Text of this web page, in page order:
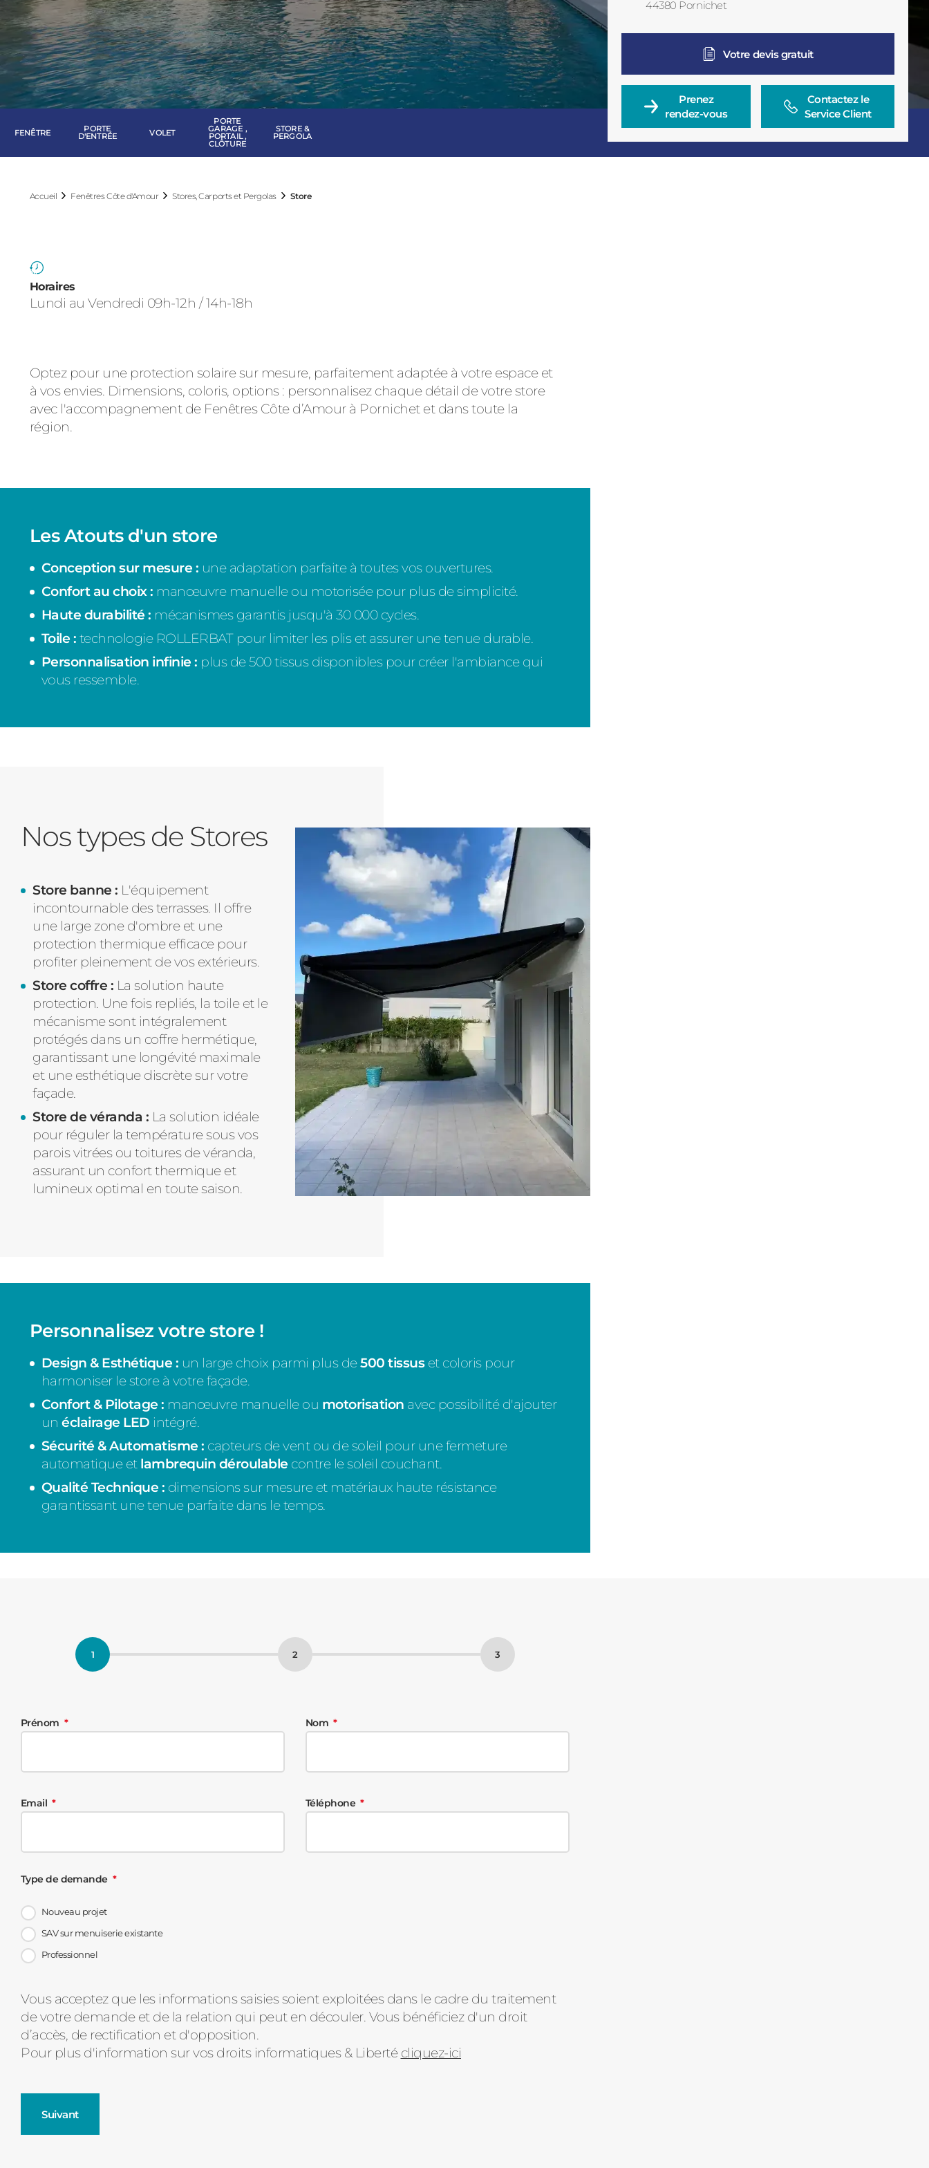
Consulter
Consulter
FENÊTRE PORTE
D'ENTRÉE VOLET
PORTE
GARAGE ,
PORTAIL ,
CLÔTURE
STORE &
PERGOLA
44380 Pornichet
Votre devis gratuit
Prenez
rendez-vous
Contactez le
Service Client
Accueil Fenêtres Côte d'Amour Stores, Carports et Pergolas Store
Horaires
Lundi au Vendredi 09h-12h / 14h-18h
Optez pour une protection solaire sur mesure, parfaitement adaptée à votre espace et
à vos envies. Dimensions, coloris, options : personnalisez chaque détail de votre store
avec l'accompagnement de Fenêtres Côte d’Amour à Pornichet et dans toute la
région.
Les Atouts d'un store
Conception sur mesure : une adaptation parfaite à toutes vos ouvertures.
Confort au choix : manœuvre manuelle ou motorisée pour plus de simplicité.
Haute durabilité : mécanismes garantis jusqu'à 30 000 cycles.
Toile : technologie ROLLERBAT pour limiter les plis et assurer une tenue durable.
Personnalisation infinie : plus de 500 tissus disponibles pour créer l'ambiance qui
vous ressemble.
Nos types de Stores
Store banne : L'équipement
incontournable des terrasses. Il offre
une large zone d'ombre et une
protection thermique efficace pour
profiter pleinement de vos extérieurs.
Store coffre : La solution haute
protection. Une fois repliés, la toile et le
mécanisme sont intégralement
protégés dans un coffre hermétique,
garantissant une longévité maximale
et une esthétique discrète sur votre
façade.
Store de véranda : La solution idéale
pour réguler la température sous vos
parois vitrées ou toitures de véranda,
assurant un confort thermique et
lumineux optimal en toute saison.
Personnalisez votre store !
Design & Esthétique : un large choix parmi plus de500 tissuset coloris pour
harmoniser le store à votre façade.
Confort & Pilotage : manœuvre manuelle ou motorisation avec possibilité d'ajouter
unéclairage LED intégré.
Sécurité & Automatisme : capteurs de vent ou de soleil pour une fermeture
automatique et lambrequin déroulable contre le soleil couchant.
Qualité Technique : dimensions sur mesure et matériaux haute résistance
garantissant une tenue parfaite dans le temps.
Prénom Nom
Email Téléphone
Type de demande
Nouveau projet
SAV sur menuiserie existante
Professionnel
Message
d'état
Vous acceptez que les informations saisies soient exploitées dans le cadre du traitement
de votre demande et de la relation qui peut en découler. Vous bénéficiez d'un droit
d’accès, de rectification et d'opposition.
Pour plus d'information sur vos droits informatiques & Liberté cliquez-ici
Suivant